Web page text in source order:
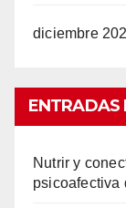
diciembre
ENTRADAS
Nutrir y
psicoafectiva